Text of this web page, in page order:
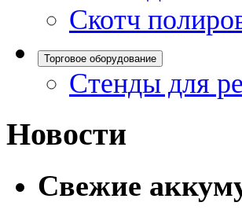
Скотч
Торговое оборудование
Стенды для
Новости
Свежие